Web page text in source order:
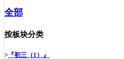
全部
按板块分类
> 『初三（1）』